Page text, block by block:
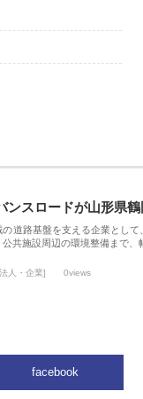
ンスロードが山形県
の道路基盤を支える企業とし
公共施設周辺の環境整備まで
人・企業] 0views
facebook